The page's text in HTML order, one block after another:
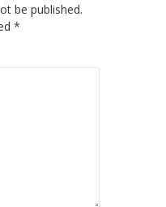
be published.
*